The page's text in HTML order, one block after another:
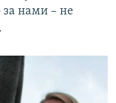
за нами – не